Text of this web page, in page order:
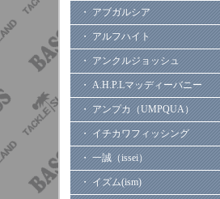
・ アブガルシア
・ アルフハイト
・ アンクルジョッシュ
・ A.H.P.Lマッディーバニー
・ アンプカ（UMPQUA）
・ イチカワフィッシング
・ 一誠（issei）
・ イズム(ism)